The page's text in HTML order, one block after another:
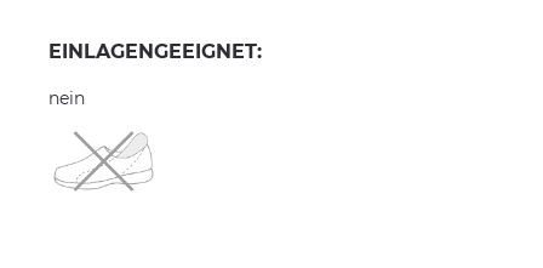
EINLAGENGEEIGNET:
nein